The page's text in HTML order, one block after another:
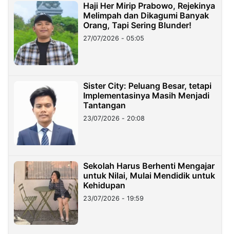
Haji Her Mirip Prabowo, Rejekinya
Melimpah dan Dikagumi Banyak
Orang, Tapi Sering Blunder!
27/07/2026 - 05:05
Sister City: Peluang Besar, tetapi
Implementasinya Masih Menjadi
Tantangan
23/07/2026 - 20:08
Sekolah Harus Berhenti Mengajar
untuk Nilai, Mulai Mendidik untuk
Kehidupan
23/07/2026 - 19:59